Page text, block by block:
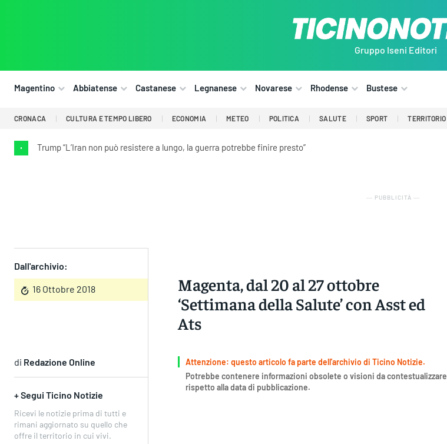
Gruppo Iseni Editori
Magentino Abbiatense Castanese Legnanese Novarese Rhodense Bustese
CRONACA CULTURA E TEMPO LIBERO ECONOMIA METEO POLITICA SALUTE SPORT TERRITORIO
• Trump “L’Iran non può resistere a lungo, la guerra potrebbe finire presto”
― PUBBLICITÀ ―
Dall'archivio:
16 Ottobre 2018
Magenta, dal 20 al 27 ottobre
‘Settimana della Salute’ con Asst ed
Ats
di Redazione Online
+ Segui Ticino Notizie
Ricevi le notizie prima di tutti e
rimani aggiornato su quello che
offre il territorio in cui vivi.
Attenzione: questo articolo fa parte dell'archivio di Ticino Notizie.
Potrebbe contenere informazioni obsolete o visioni da contestualizzare
rispetto alla data di pubblicazione.